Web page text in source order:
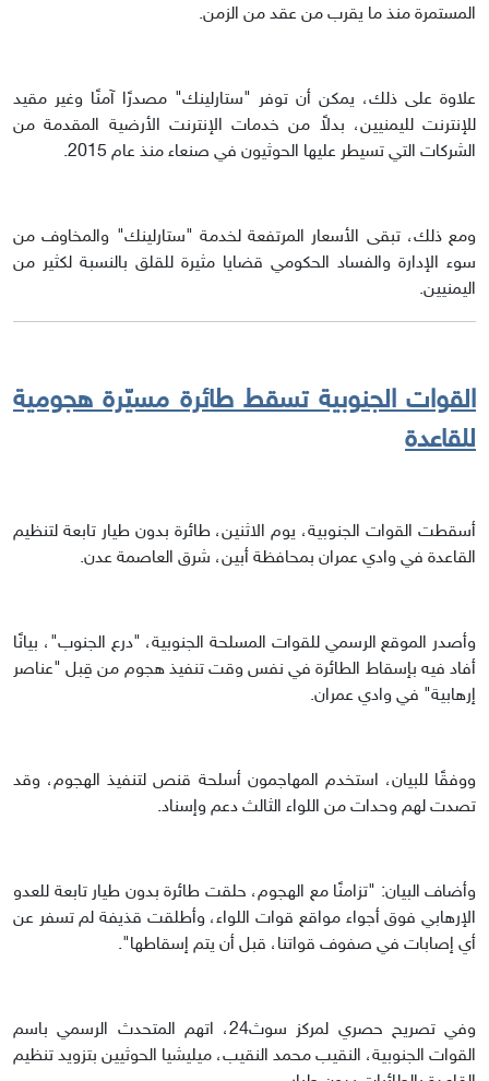
المستمرة منذ ما يقرب من عقد من الزمن.
علاوة على ذلك، يمكن أن توفر "ستارلينك" مصدرًا آمنًا وغير مقيد
للإنترنت لليمنيين، بدلاً من خدمات الإنترنت الأرضية المقدمة من
الشركات التي تسيطر عليها الحوثيون في صنعاء منذ عام 2015.
ومع ذلك، تبقى الأسعار المرتفعة لخدمة "ستارلينك" والمخاوف من
سوء الإدارة والفساد الحكومي قضايا مثيرة للقلق بالنسبة لكثير من
اليمنيين.
القوات الجنوبية تسقط طائرة مسيّرة هجومية
للقاعدة
أسقطت القوات الجنوبية، يوم الاثنين، طائرة بدون طيار تابعة لتنظيم
القاعدة في وادي عمران بمحافظة أبين، شرق العاصمة عدن.
وأصدر الموقع الرسمي للقوات المسلحة الجنوبية، "درع الجنوب"، بيانًا
أفاد فيه بإسقاط الطائرة في نفس وقت تنفيذ هجوم من قِبل "عناصر
إرهابية" في وادي عمران.
ووفقًا للبيان، استخدم المهاجمون أسلحة قنص لتنفيذ الهجوم، وقد
تصدت لهم وحدات من اللواء الثالث دعم وإسناد.
وأضاف البيان: "تزامنًا مع الهجوم، حلقت طائرة بدون طيار تابعة للعدو
الإرهابي فوق أجواء مواقع قوات اللواء، وأطلقت قذيفة لم تسفر عن
أي إصابات في صفوف قواتنا، قبل أن يتم إسقاطها".
وفي تصريح حصري لمركز سوث24، اتهم المتحدث الرسمي باسم
القوات الجنوبية، النقيب محمد النقيب، ميليشيا الحوثيين بتزويد تنظيم